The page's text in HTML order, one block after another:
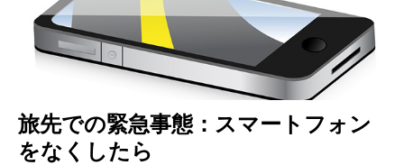
旅先での緊急事態：スマートフォン
をなくしたら